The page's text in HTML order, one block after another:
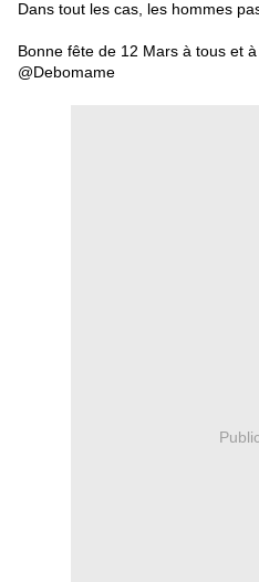
Dans tout les cas, les hommes
Bonne fête de 12 Mars à tous et
@Debomame